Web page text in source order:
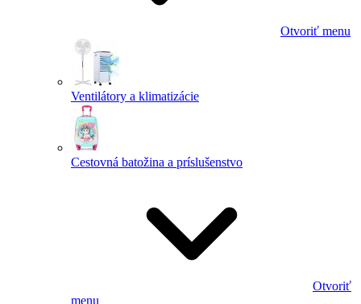
Otvoriť menu
Ventilátory a klimatizácie
Cestovná batožina a príslušenstvo
Otvoriť
menu